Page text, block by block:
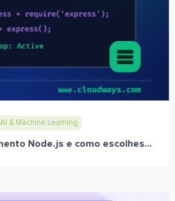
AI & Machine Learning
Node.js e como escolhes...